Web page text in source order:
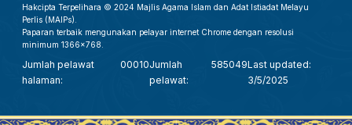
Hakcipta Terpelihara © 2024 Majlis Agama Islam dan Adat Istiadat Melayu
Perlis (MAIPs).
Paparan terbaik mengunakan pelayar internet Chrome dengan resolusi
minimum 1366x768.
Jumlah pelawat
halaman:
00010Jumlah
pelawat:
585049Last updated:
3/5/2025